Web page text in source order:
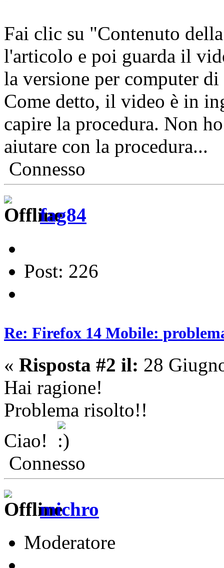
Fai clic su "Contenuto
l'articolo e poi guarda il
la versione per computer
Come detto, il video è in
capire la procedura. Non
aiutare con la procedura...
Connesso
fag84
Post: 226
Re: Firefox 14 Mobile:
« Risposta #2 il: 28
Hai ragione!
Problema risolto!!
Ciao!
Connesso
michro
Moderatore